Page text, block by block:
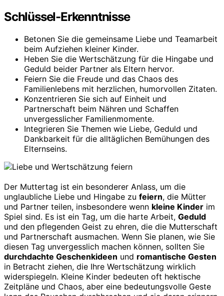
Schlüssel-Erkenntnisse
Betonen Sie die gemeinsame Liebe und Teamarbeit
beim Aufziehen kleiner Kinder.
Heben Sie die Wertschätzung für die Hingabe und
Geduld beider Partner als Eltern hervor.
Feiern Sie die Freude und das Chaos des
Familienlebens mit herzlichen, humorvollen Zitaten.
Konzentrieren Sie sich auf Einheit und
Partnerschaft beim Nähren und Schaffen
unvergesslicher Familienmomente.
Integrieren Sie Themen wie Liebe, Geduld und
Dankbarkeit für die alltäglichen Bemühungen des
Elternseins.
Der Muttertag ist ein besonderer Anlass, um die
unglaubliche Liebe und Hingabe zu feiern, die Mütter
und Partner teilen, insbesondere wenn kleine Kinder im
Spiel sind. Es ist ein Tag, um die harte Arbeit, Geduld
und den pflegenden Geist zu ehren, die die Mutterschaft
und Partnerschaft ausmachen. Wenn Sie planen, wie Sie
diesen Tag unvergesslich machen können, sollten Sie
durchdachte Geschenkideen und romantische Gesten
in Betracht ziehen, die Ihre Wertschätzung wirklich
widerspiegeln. Kleine Kinder bedeuten oft hektische
Zeitpläne und Chaos, aber eine bedeutungsvolle Geste